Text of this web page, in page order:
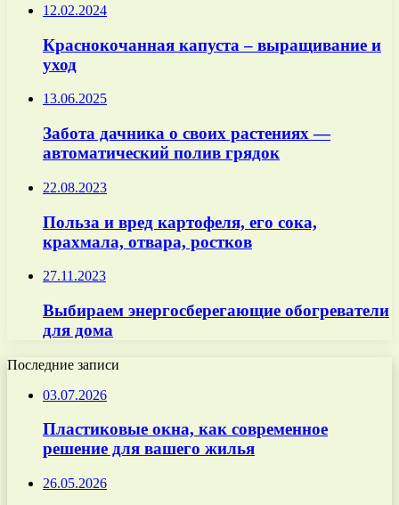
12.02.2024
Краснокочанная капуста – выращивание и
уход
13.06.2025
Забота дачника о своих растениях —
автоматический полив грядок
22.08.2023
Польза и вред картофеля, его сока,
крахмала, отвара, ростков
27.11.2023
Выбираем энергосберегающие обогреватели
для дома
Последние записи
03.07.2026
Пластиковые окна, как современное
решение для вашего жилья
26.05.2026